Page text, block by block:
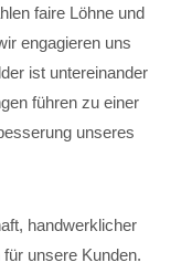
faire Löhne und
engagieren uns
ist untereinander
führen zu einer
unseres
handwerklicher
unsere Kunden.